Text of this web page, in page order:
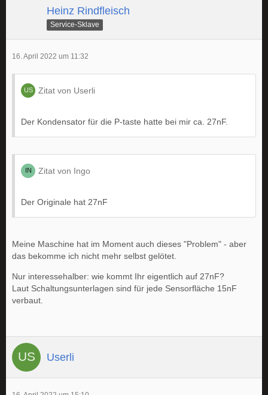
Heinz Rindfleisch
Service-Sklave
16. April 2022 um 11:32
Zitat von Userli
Der Kondensator für die P-taste hatte bei mir ca. 27nF.
Zitat von Ingo
Der Originale hat 27nF
Meine Maschine hat im Moment auch dieses "Problem" - aber
das bekomme ich nicht mehr selbst gelötet.
Nur interessehalber: wie kommt Ihr eigentlich auf 27nF?
Laut Schaltungsunterlagen sind für jede Sensorfläche 15nF
verbaut.
Userli